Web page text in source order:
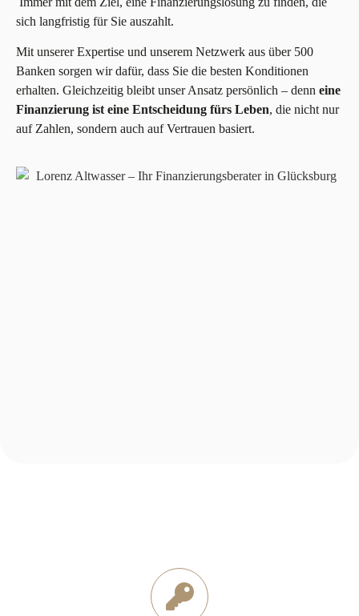
sich langfristig für Sie auszahlt.
Mit unserer Expertise und unserem Netzwerk aus über 500
Banken sorgen wir dafür, dass Sie die besten Konditionen
erhalten. Gleichzeitig bleibt unser Ansatz persönlich – denn eine
Finanzierung ist eine Entscheidung fürs Leben, die nicht nur
auf Zahlen, sondern auch auf Vertrauen basiert.